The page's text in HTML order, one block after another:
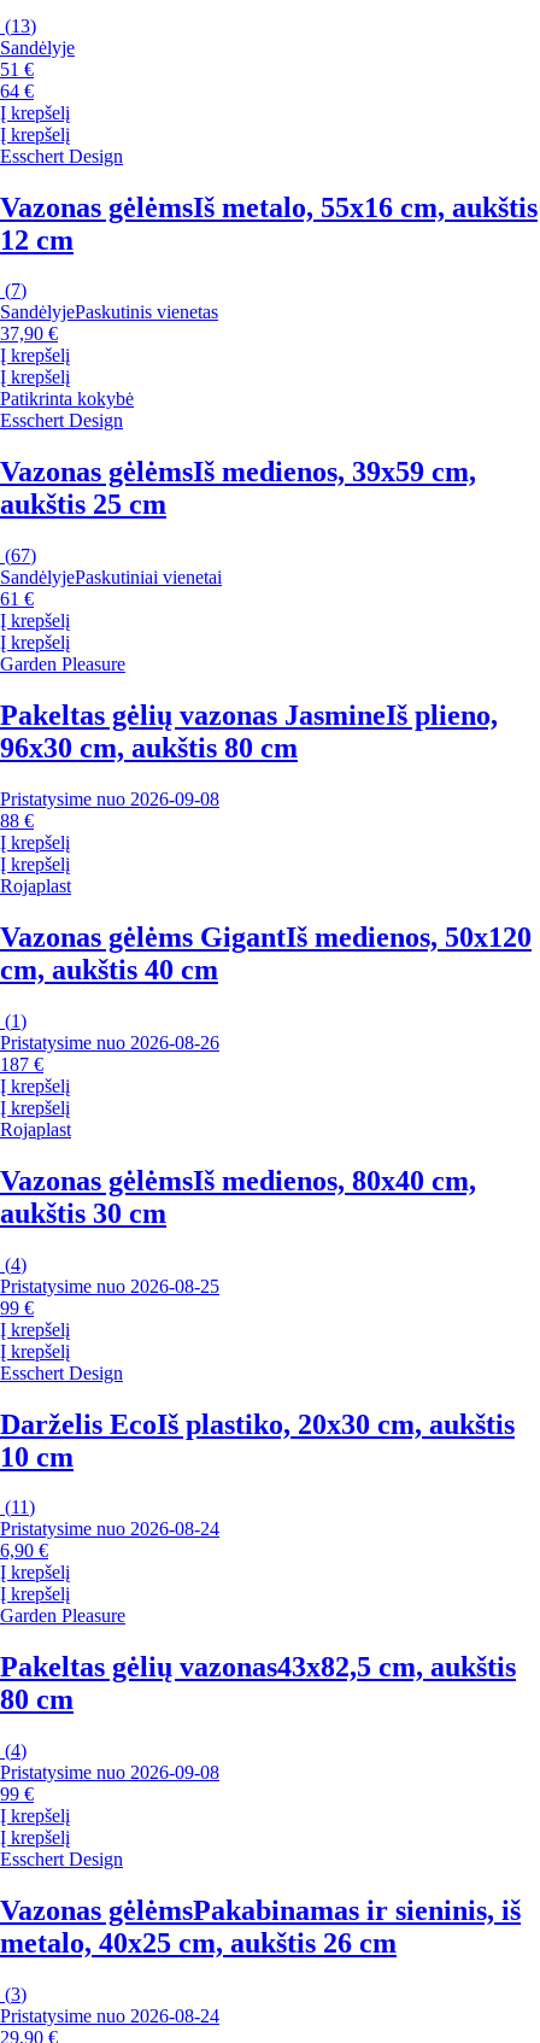
(13)
Sandėlyje
51 €
64 €
Į krepšelį
Į krepšelį
Esschert Design
Vazonas gėlėmsIš metalo, 55x16 cm, aukštis
12 cm
(7)
SandėlyjePaskutinis vienetas
37,90 €
Į krepšelį
Į krepšelį
Patikrinta kokybė
Esschert Design
Vazonas gėlėmsIš medienos, 39x59 cm,
aukštis 25 cm
(67)
SandėlyjePaskutiniai vienetai
61 €
Į krepšelį
Į krepšelį
Garden Pleasure
Pakeltas gėlių vazonas JasmineIš plieno,
96x30 cm, aukštis 80 cm
Pristatysime nuo 2026‑09‑08
88 €
Į krepšelį
Į krepšelį
Rojaplast
Vazonas gėlėms GigantIš medienos, 50x120
cm, aukštis 40 cm
(1)
Pristatysime nuo 2026‑08‑26
187 €
Į krepšelį
Į krepšelį
Rojaplast
Vazonas gėlėmsIš medienos, 80x40 cm,
aukštis 30 cm
(4)
Pristatysime nuo 2026‑08‑25
99 €
Į krepšelį
Į krepšelį
Esschert Design
Darželis EcoIš plastiko, 20x30 cm, aukštis
10 cm
(11)
Pristatysime nuo 2026‑08‑24
6,90 €
Į krepšelį
Į krepšelį
Garden Pleasure
Pakeltas gėlių vazonas43x82,5 cm, aukštis
80 cm
(4)
Pristatysime nuo 2026‑09‑08
99 €
Į krepšelį
Į krepšelį
Esschert Design
Vazonas gėlėmsPakabinamas ir sieninis, iš
metalo, 40x25 cm, aukštis 26 cm
(3)
Pristatysime nuo 2026‑08‑24
29,90 €